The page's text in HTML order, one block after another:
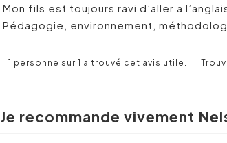
Mon fils est toujours ravi d’aller a
Pédagogie, environnement,
1 personne sur 1 a trouvé cet avis utile.
Je recommande vivement